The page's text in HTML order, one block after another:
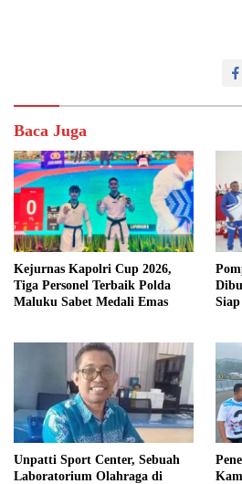
Baca Juga
Kejurnas Kapolri Cup 2026,
Tiga Personel Terbaik Polda
Maluku Sabet Medali Emas
Unpatti Sport Center, Sebuah
Laboratorium Olahraga di